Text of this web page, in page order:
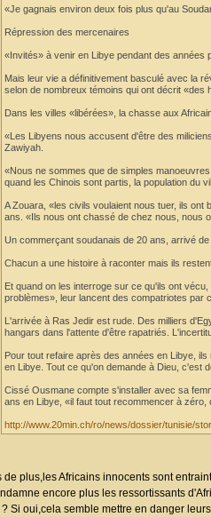
«Je gagnais environ deux fois plus qu'au
Répression des mercenaires
«Invités» à venir en Libye pendant des années
Mais leur vie a définitivement basculé avec la
selon de nombreux témoins qui ont décrit
Dans les villes «libérées», la chasse aux
«Les Libyens nous accusent d'être des
Zawiyah.
«Nous ne sommes que de simples
quand les Chinois sont partis, la population du
A Zouara, «les civils voulaient nous tuer, ils ont
ans. «Ils nous ont chassé de chez nous, nous
Un commerçant soudanais de 20 ans, arrivé
Chacun a une histoire à raconter mais ils
Et quand on les interroge sur ce qu'ils ont
problèmes», leur lancent des compatriotes par
L'arrivée à Ras Jedir est rude. Des milliers
hangars dans l'attente d'être rapatriés.
Pour tout refaire après des années en Libye,
en Libye. Tout ce qu'on demande à Dieu, c'est
Cissé Ousmane compte s'installer avec sa
ans en Libye, «il faut tout recommencer à
http://www.20min.ch/ro/news/dossier/tunisie/
de plus,les Africains innocents sont
encore plus les ressortissants
? Si oui,cela semble mettre en danger